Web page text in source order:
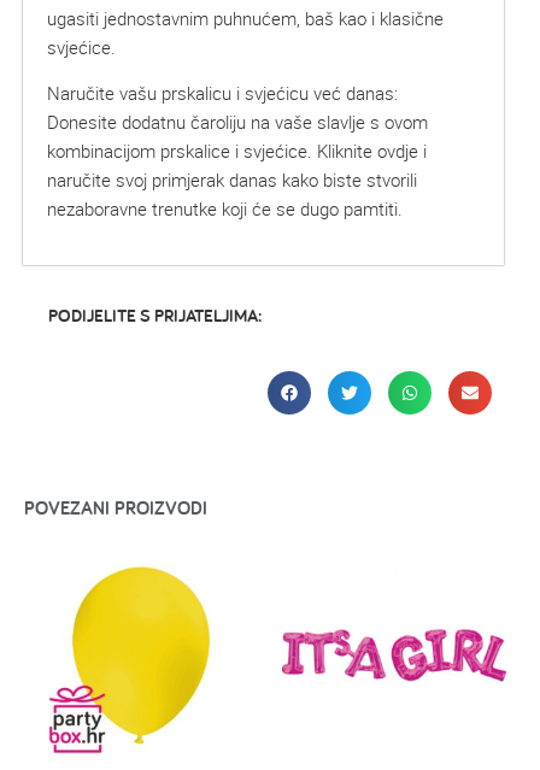
ugasiti jednostavnim puhnućem, baš kao i klasične
svjećice.
Naručite vašu prskalicu i svjećicu već danas:
Donesite dodatnu čaroliju na vaše slavlje s ovom
kombinacijom prskalice i svjećice. Kliknite ovdje i
naručite svoj primjerak danas kako biste stvorili
nezaboravne trenutke koji će se dugo pamtiti.
PODIJELITE S PRIJATELJIMA:
POVEZANI PROIZVODI